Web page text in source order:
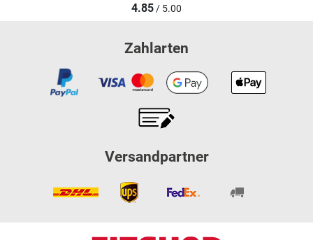
4.85/ 5.00
Zahlarten
Versandpartner